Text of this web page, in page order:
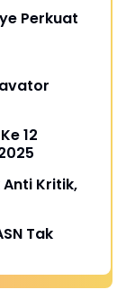
Perkuat
12
Kritik,
Tak